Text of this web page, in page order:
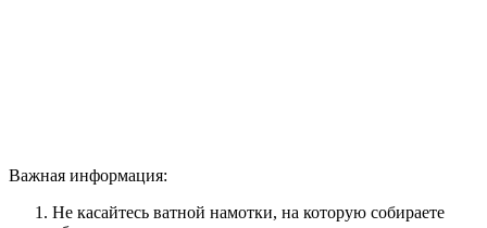
Важная информация:
Не касайтесь ватной намотки, на которую собираете